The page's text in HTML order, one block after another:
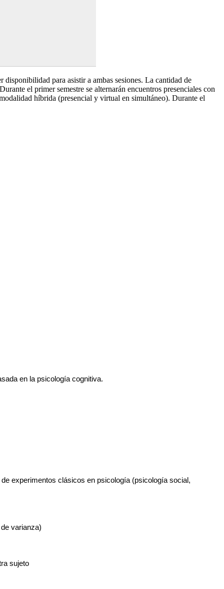
disponibilidad para asistir a ambas sesiones. La cantidad de
el primer semestre se alternarán encuentros presenciales con
híbrida (presencial y virtual en simultáneo). Durante el
en la psicología cognitiva.
experimentos clásicos en psicología (psicología social,
varianza)
sujeto